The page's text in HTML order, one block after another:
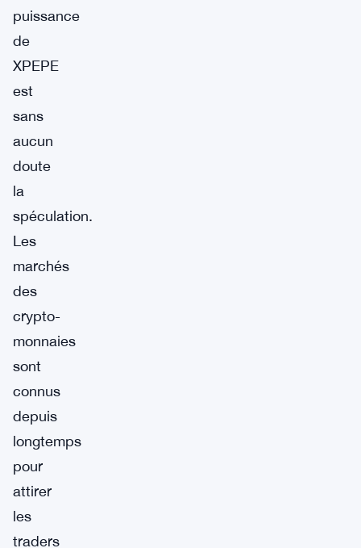
puissance
de
XPEPE
est
sans
aucun
doute
la
spéculation.
Les
marchés
des
crypto-
monnaies
sont
connus
depuis
longtemps
pour
attirer
les
traders